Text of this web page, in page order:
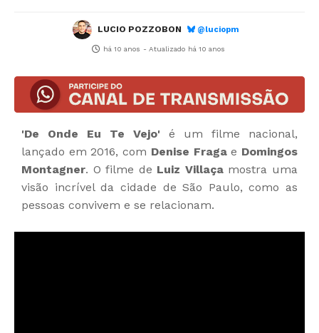
LUCIO POZZOBON @luciopm
há 10 anos - Atualizado há 10 anos
'De Onde Eu Te Vejo' é um filme nacional,
lançado em 2016, com Denise Fragae Domingos
Montagner. O filme de Luiz Villaçamostra uma
visão incrível da cidade de São Paulo, como as
pessoas convivem e se relacionam.